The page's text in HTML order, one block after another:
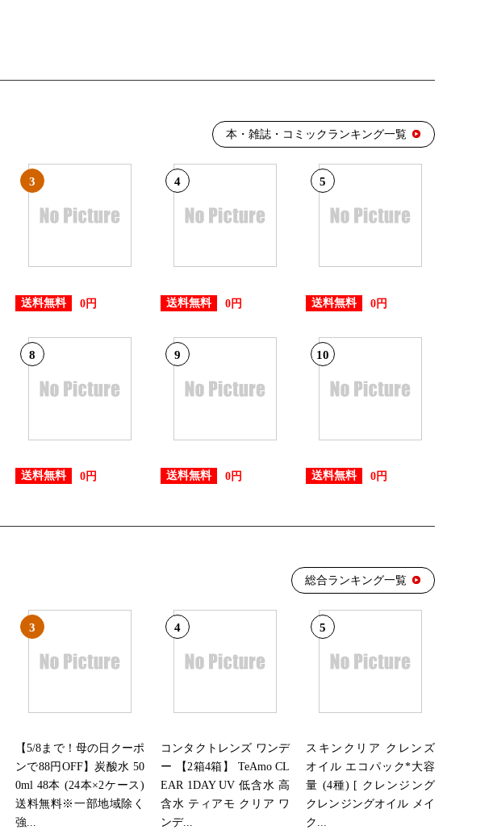
本・雑誌・コミックランキング一覧
3
送料無料 0円
4
送料無料 0円
5
送料無料 0円
8
送料無料 0円
9
送料無料 0円
10
送料無料 0円
総合ランキング一覧
3
【5/8まで！母の日クーポ
ンで88円OFF】炭酸水 50
0ml 48本 (24本×2ケース)
送料無料※一部地域除く
強...
4
コンタクトレンズ ワンデ
ー 【2箱4箱】 TeAmo CL
EAR 1DAY UV 低含水 高
含水 ティアモ クリア ワ
ンデ...
5
スキンクリア クレンズ
オイル エコパック*大容
量 (4種) [ クレンジング
クレンジングオイル メイ
ク...